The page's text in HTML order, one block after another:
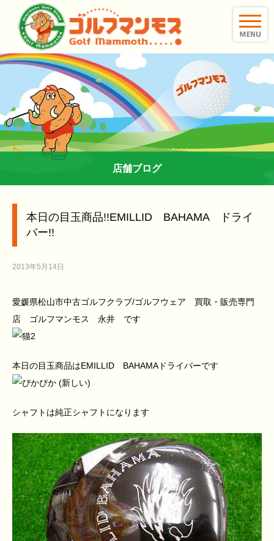
店舗ブログ
本日の目玉商品!!EMILLID BAHAMA ドライ
バー!!
2013年5月14日
愛媛県松山市中古ゴルフクラブ/ゴルフウェア 買取・販売専門
店 ゴルフマンモス 永井 です
本日の目玉商品はEMILLID BAHAMAドライバーです
シャフトは純正シャフトになります